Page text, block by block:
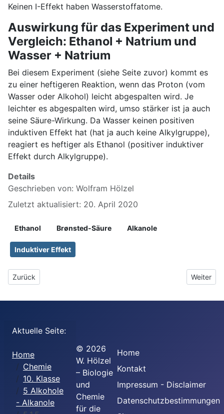
Keinen I-Effekt haben Wasserstoffatome.
Auswirkung für das Experiment und
Vergleich: Ethanol + Natrium und
Wasser + Natrium
Bei diesem Experiment (siehe Seite zuvor) kommt es
zu einer heftigeren Reaktion, wenn das Proton (vom
Wasser oder Alkohol) leicht abgespalten wird. Je
leichter es abgespalten wird, umso stärker ist ja auch
seine Säure-Wirkung. Da Wasser keinen positiven
induktiven Effekt hat (hat ja auch keine Alkylgruppe),
reagiert es heftiger als Ethanol (positiver induktiver
Effekt durch Alkylgruppe).
Details
Geschrieben von: Wolfram Hölzel
Zuletzt aktualisiert: 20. April 2020
Ethanol Brønsted-Säure Alkanole
Induktiver Effekt
Vorheriger Beitrag: 5.1.4 Versuch Ethanol reagiert mit Alkalimetall
Zurück Nächster
Weiter
Aktuelle Seite:
Home
Chemie
10. Klasse
5 Alkohole
- Alkanole
© 2026
W. Hölzel
– Biologie
und
Chemie
für die
Home
Kontakt
Impressum - Disclaimer
Datenschutzbestimmungen